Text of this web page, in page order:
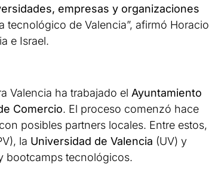
empresas y organizaciones
de Valencia”, afirmó Horacio
e Israel.
Valencia ha trabajado el Ayuntamiento
Comercio. El proceso comenzó hace
posibles partners locales. Entre estos,
la Universidad de Valencia (UV) y
bootcamps tecnológicos.